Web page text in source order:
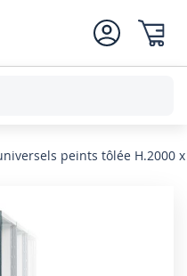
peints tôlée H.2000 x